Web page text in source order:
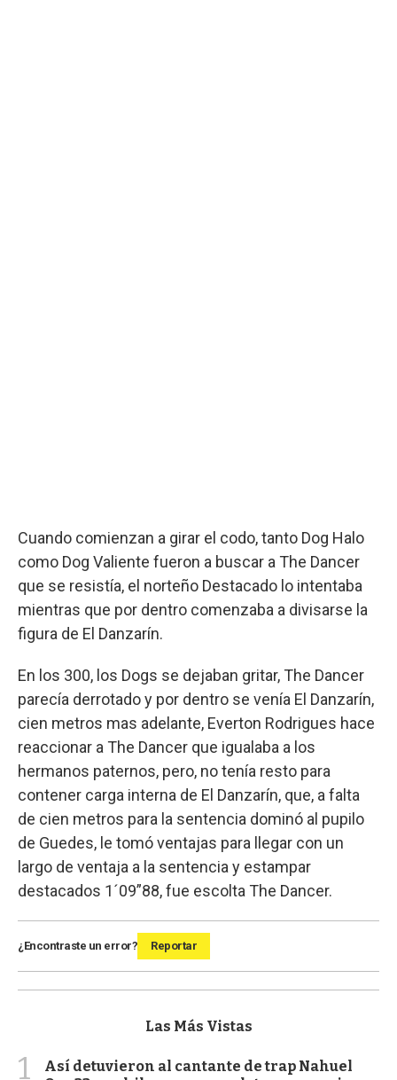
Cuando comienzan a girar el codo, tanto Dog Halo
como Dog Valiente fueron a buscar a The Dancer
que se resistía, el norteño Destacado lo intentaba
mientras que por dentro comenzaba a divisarse la
figura de El Danzarín.
En los 300, los Dogs se dejaban gritar, The Dancer
parecía derrotado y por dentro se venía El Danzarín,
cien metros mas adelante, Everton Rodrigues hace
reaccionar a The Dancer que igualaba a los
hermanos paternos, pero, no tenía resto para
contener carga interna de El Danzarín, que, a falta
de cien metros para la sentencia dominó al pupilo
de Guedes, le tomó ventajas para llegar con un
largo de ventaja a la sentencia y estampar
destacados 1´09”88, fue escolta The Dancer.
¿Encontraste un error? Reportar
Las Más Vistas
1
Así detuvieron al cantante de trap Nahuel